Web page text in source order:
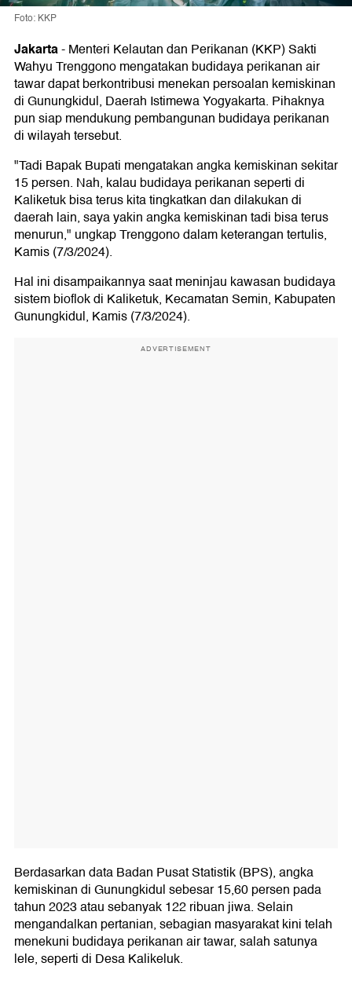
Foto: KKP
Jakarta-Menteri Kelautan dan Perikanan (KKP) Sakti
Wahyu Trenggono mengatakan budidaya perikanan air
tawar dapat berkontribusi menekan persoalan kemiskinan
di Gunungkidul, Daerah Istimewa Yogyakarta. Pihaknya
pun siap mendukung pembangunan budidaya perikanan
di wilayah tersebut.
"Tadi Bapak Bupati mengatakan angka kemiskinan sekitar
15 persen. Nah, kalau budidaya perikanan seperti di
Kaliketuk bisa terus kita tingkatkan dan dilakukan di
daerah lain, saya yakin angka kemiskinan tadi bisa terus
menurun," ungkap Trenggono dalam keterangan tertulis,
Kamis (7/3/2024).
Hal ini disampaikannya saat meninjau kawasan budidaya
sistem bioflok di Kaliketuk, Kecamatan Semin, Kabupaten
Gunungkidul, Kamis (7/3/2024).
ADVERTISEMENT
Berdasarkan data Badan Pusat Statistik (BPS), angka
kemiskinan di Gunungkidul sebesar 15,60 persen pada
tahun 2023 atau sebanyak 122 ribuan jiwa. Selain
mengandalkan pertanian, sebagian masyarakat kini telah
menekuni budidaya perikanan air tawar, salah satunya
lele, seperti di Desa Kalikeluk.